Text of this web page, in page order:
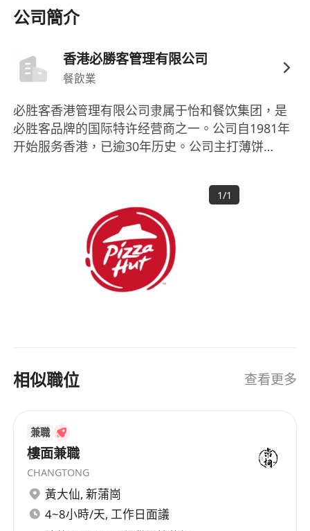
公司簡介
香港必勝客管理有限公司
餐飲業
必胜客香港管理有限公司隶属于怡和餐饮集团，是
必胜客品牌的国际特许经营商之一。公司自1981年
开始服务香港，已逾30年历史。公司主打薄饼
强调食物安全标准和不断创新的服务体验。公司文
化强调重视每一位员工，提供健康快乐的工作环
境，鼓励员工发展所长。 PIZZA HUT HONG KONG
MANAGEMENT LIMITED, under the umbrella of
Jardine Restaurants Group, is one of the
international franchisees of the KFC brand. The
company has been serving Hong Kong since
continuous innovation in service experience.
working environment, and encouraging staff to
develop their strengths.
1/1
相似職位 查看更多
兼職
樓面兼職
CHANGTONG
黃大仙, 新蒲崗
4~8小時/天, 工作日面議